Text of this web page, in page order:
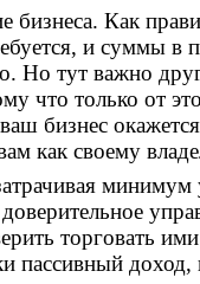
бизнеса. Как
и суммы в
Но тут важно
что только от
бизнес
как своему
минимум
торговать
пассивный доход,